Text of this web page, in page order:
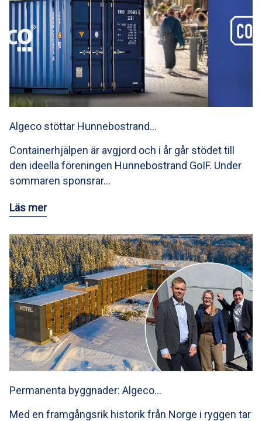
Algeco stöttar Hunnebostrand…
Containerhjälpen är avgjord och i år går stödet till
den ideella föreningen Hunnebostrand GoIF. Under
sommaren sponsrar…
Läs mer
Permanenta byggnader: Algeco…
Med en framgångsrik historik från Norge i ryggen tar